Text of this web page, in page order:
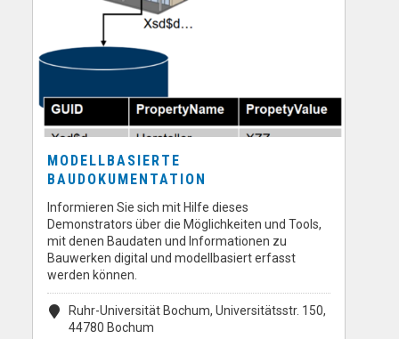
MODELLBASIERTE
BAUDOKUMENTATION
Informieren Sie sich mit Hilfe dieses
Demonstrators über die Möglichkeiten und Tools,
mit denen Baudaten und Informationen zu
Bauwerken digital und modellbasiert erfasst
werden können.
Ruhr-Universität Bochum, Universitätsstr. 150,
44780 Bochum